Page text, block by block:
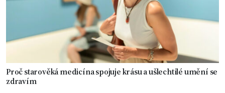
Proč starověká medicína spojuje krásu a ušlechtilé umění se
zdravím